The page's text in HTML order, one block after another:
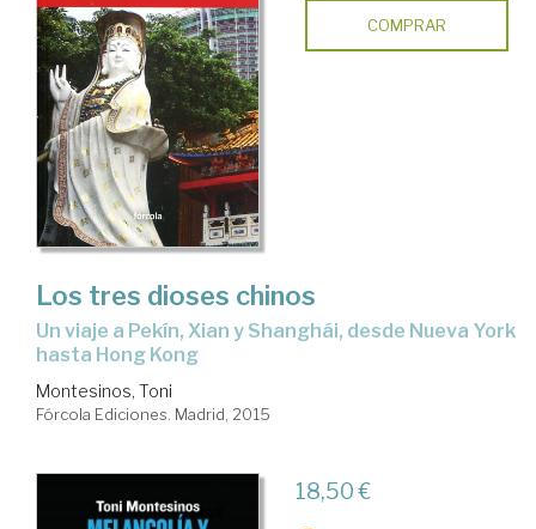
COMPRAR
Los tres dioses chinos
un viaje a Pekín, Xian y Shanghái, desde Nueva York
hasta Hong Kong
Montesinos, Toni
Fórcola Ediciones. Madrid, 2015
18,50 €